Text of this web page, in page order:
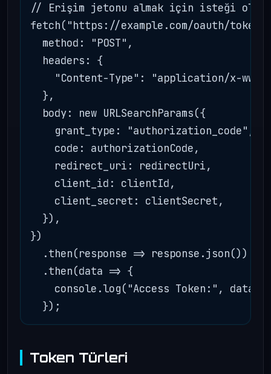
// Erişim jetonu almak için isteği
fetch("https://example.com/oauth/
  method: "POST",
  headers: {
"Content-Type": "application/x-www-
  },
  body: new URLSearchParams({
    grant_type: "authorization_code",
    code: authorizationCode,
    redirect_uri: redirectUri,
    client_id: clientId,
    client_secret: clientSecret,
  }),
})
  .then(response => response.json())
  .then(data => {
console.log("Access Token:",
Token Türleri